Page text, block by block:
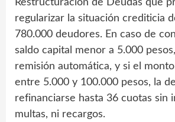
Restructuración de Deudas que
regularizar la situación crediticia
780.000 deudores. En caso de
saldo capital menor a 5.000
remisión automática, y si el
entre 5.000 y 100.000 pesos, la
refinanciarse hasta 36 cuotas sin
multas, ni recargos.